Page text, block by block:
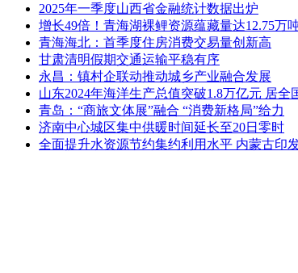
2025年一季度山西省金融统计数据出炉
增长49倍！青海湖裸鲤资源蕴藏量达12.75万
青海海北：首季度住房消费交易量创新高
甘肃清明假期交通运输平稳有序
永昌：镇村企联动推动城乡产业融合发展
山东2024年海洋生产总值突破1.8万亿元 居全
青岛：“商旅文体展”融合 “消费新格局”给力
济南中心城区集中供暖时间延长至20日零时
全面提升水资源节约集约利用水平 内蒙古印